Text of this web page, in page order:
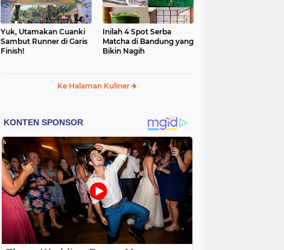
Yuk, Utamakan Cuanki
Sambut Runner di Garis
Finish!
Inilah 4 Spot Serba
Matcha di Bandung yang
Bikin Nagih
Ke Halaman Kuliner